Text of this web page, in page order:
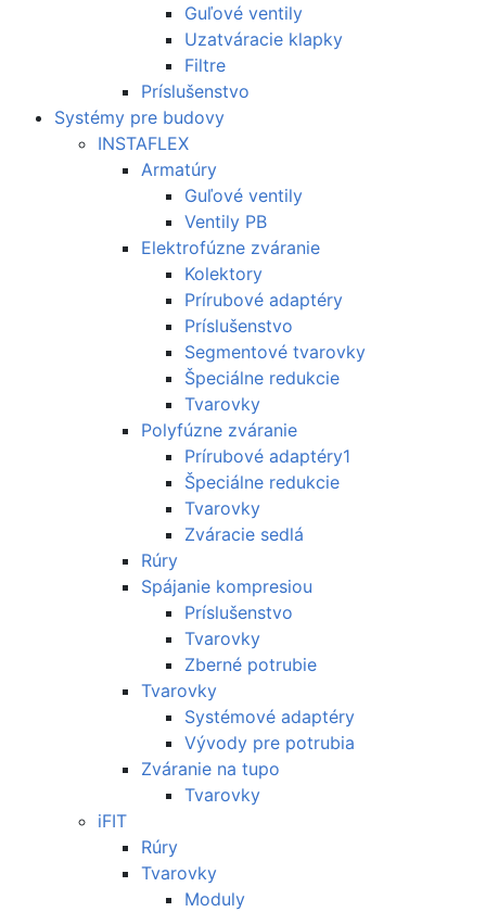
Guľové ventily
Uzatváracie klapky
Filtre
Príslušenstvo
Systémy pre budovy
INSTAFLEX
Armatúry
Guľové ventily
Ventily PB
Elektrofúzne zváranie
Kolektory
Prírubové adaptéry
Príslušenstvo
Segmentové tvarovky
Špeciálne redukcie
Tvarovky
Polyfúzne zváranie
Prírubové adaptéry1
Špeciálne redukcie
Tvarovky
Zváracie sedlá
Rúry
Spájanie kompresiou
Príslušenstvo
Tvarovky
Zberné potrubie
Tvarovky
Systémové adaptéry
Vývody pre potrubia
Zváranie na tupo
Tvarovky
iFIT
Rúry
Tvarovky
Moduly